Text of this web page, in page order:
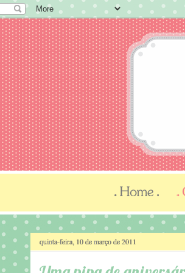
quinta-feira, 10 de março de 2011